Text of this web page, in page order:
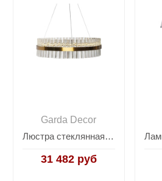
Garda Decor
Люстра стеклянная LED 62GDW-903-600
31 482 руб